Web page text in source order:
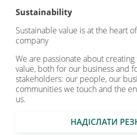
Sustainability
Sustainable value is at the heart
company
We are passionate about
value, both for our business and
stakeholders: our people, our
communities we touch and the
us.
НАДІСЛАТИ